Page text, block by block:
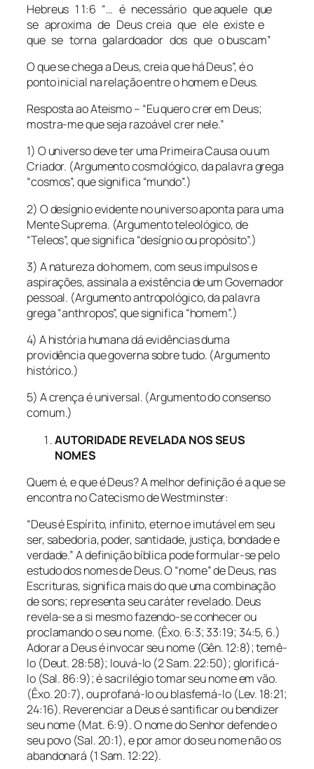
Hebreus 1 1:6 “… é necessário que aquele que
se aproxima de Deus creia que ele existe e
que se torna galardoador dos que o buscam”
O que se chega a Deus, creia que há Deus”, é o
ponto inicial na relação entre o homem e Deus.
Resposta ao Ateismo – “Eu quero crer em Deus;
mostra-me que seja razoável crer nele.”
1) O universo deve ter uma Primeira Causa ou um
Criador. (Argumento cosmológico, da palavra grega
“cosmos”, que significa “mundo”.)
2) O desígnio evidente no universo aponta para uma
Mente Suprema. (Argumento teleológico, de
“Teleos”, que significa “desígnio ou propósito”.)
3) A natureza do homem, com seus impulsos e
aspirações, assinala a existência de um Governador
pessoal. (Argumento antropológico, da palavra
grega “anthropos”, que significa “homem”.)
4) A história humana dá evidências duma
providência que governa sobre tudo. (Argumento
histórico.)
5) A crença é universal. (Argumento do consenso
comum.)
AUTORIDADE REVELADA NOS SEUS
NOMES
Quem é, e que é Deus? A melhor definição é a que se
encontra no Catecismo de Westminster:
“Deus é Espírito, infinito, eterno e imutável em seu
ser, sabedoria, poder, santidade, justiça, bondade e
verdade.” A definição bíblica pode formular-se pelo
estudo dos nomes de Deus. O “nome” de Deus, nas
Escrituras, significa mais do que uma combinação
de sons; representa seu caráter revelado. Deus
revela-se a si mesmo fazendo-se conhecer ou
proclamando o seu nome. (Êxo. 6:3; 33:19; 34:5, 6.)
Adorar a Deus é invocar seu nome (Gên. 12:8); temê-
lo (Deut. 28:58); louvá-lo (2 Sam. 22:50); glorificá-
lo (Sal. 86:9); é sacrilégio tomar seu nome em vão.
(Êxo. 20:7), ou profaná-lo ou blasfemá-lo (Lev. 18:21;
24:16). Reverenciar a Deus é santificar ou bendizer
seu nome (Mat. 6:9). O nome do Senhor defende o
seu povo (Sal. 20:1), e por amor do seu nome não os
abandonará (1 Sam. 12:22).